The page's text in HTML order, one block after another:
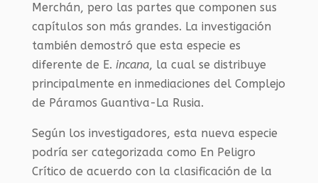
Merchán, pero las partes que componen sus
capítulos son más grandes. La investigación
también demostró que esta especie es
diferente de E. incana, la cual se distribuye
principalmente en inmediaciones del Complejo
de Páramos Guantiva-La Rusia.
Según los investigadores, esta nueva especie
podría ser categorizada como En Peligro
Crítico de acuerdo con la clasificación de la